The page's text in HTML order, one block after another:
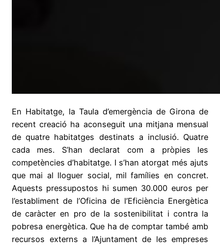
En Habitatge, la Taula d’emergència de Girona de
recent creació ha aconseguit una mitjana mensual
de quatre habitatges destinats a inclusió. Quatre
cada mes. S’han declarat com a pròpies les
competències d’habitatge. I s’han atorgat més ajuts
que mai al lloguer social, mil famílies en concret.
Aquests pressupostos hi sumen 30.000 euros per
l’establiment de l’Oficina de l’Eficiència Energètica
de caràcter en pro de la sostenibilitat i contra la
pobresa energètica. Que ha de comptar també amb
recursos externs a l’Ajuntament de les empreses